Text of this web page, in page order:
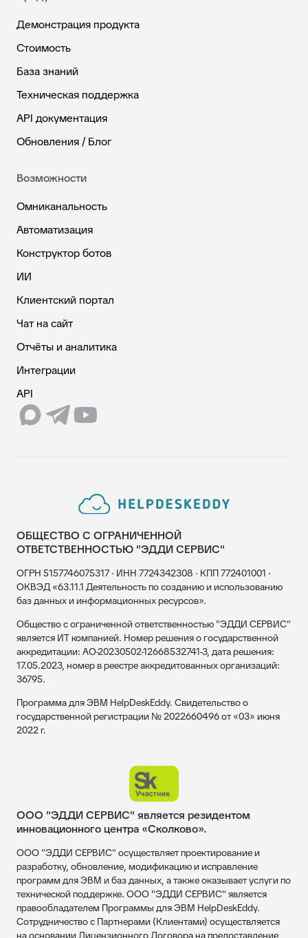
Демонстрация продукта
Стоимость
База знаний
Техническая поддержка
API документация
Обновления / Блог
Возможности
Омниканальность
Автоматизация
Конструктор ботов
ИИ
Клиентский портал
Чат на сайт
Отчёты и аналитика
Интеграции
API
ОБЩЕСТВО С ОГРАНИЧЕННОЙ
ОТВЕТСТВЕННОСТЬЮ "ЭДДИ СЕРВИС"
ОГРН 5157746075317 · ИНН 7724342308 · КПП 772401001 ·
ОКВЭД «63.11.1 Деятельность по созданию и использованию
баз данных и информационных ресурсов».
Общество с ограниченной ответственностью "ЭДДИ СЕРВИС"
является ИТ компанией. Номер решения о государственной
аккредитации: АО-20230502-12668532741-3, дата решения:
17.05.2023, номер в реестре аккредитованных организаций:
36795.
Программа для ЭВМ HelpDeskEddy. Свидетельство о
государственной регистрации № 2022660496 от «03» июня
2022 г.
ООО "ЭДДИ СЕРВИС" является резидентом
инновационного центра «Сколково».
ООО "ЭДДИ СЕРВИС" осуществляет проектирование и
разработку, обновление, модификацию и исправление
программ для ЭВМ и баз данных, а также оказывает услуги по
технической поддержке. ООО "ЭДДИ СЕРВИС" является
правообладателем Программы для ЭВМ HelpDeskEddy.
Сотрудничество с Партнерами (Клиентами) осуществляется
на основании Лицензионного Договора на предоставление